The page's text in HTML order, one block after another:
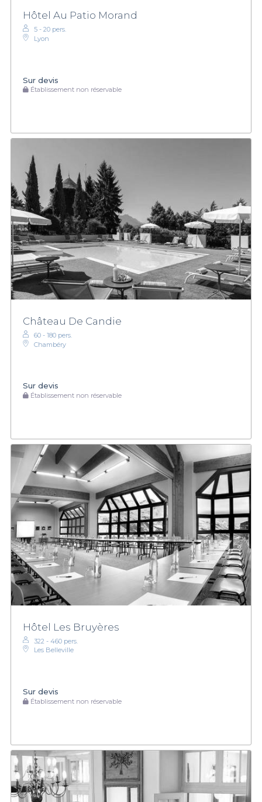
Hôtel Au Patio Morand
5 - 20 pers.
Lyon
Sur devis
Établissement non réservable
Château De Candie
60 - 180 pers.
Chambéry
Sur devis
Établissement non réservable
Hôtel Les Bruyères
322 - 460 pers.
Les Belleville
Sur devis
Établissement non réservable